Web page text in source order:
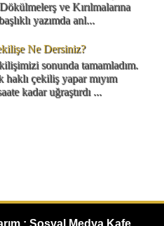
ve Kırılmalarına
yazımda anl...
Ne Dersiniz?
sonunda tamamladım.
çekiliş yapar mıyım
kadar uğraştırdı ...
: Sosyal Medya Kafe